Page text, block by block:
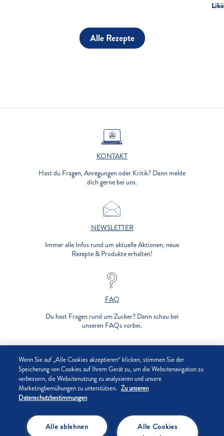
Alle Rezepte
KONTAKT
Hast du Fragen, Anregungen oder Kritik? Dann melde
dich gerne bei uns.
NEWSLETTER
Immer alle Infos rund um aktuelle Aktionen, neue
Rezepte & Produkte erhalten!
FAQ
Du hast Fragen rund um Zucker? Dann schau bei
unseren FAQs vorbei.
UNTERNEHMEN
DATENSCHUTZ
COOKIE-EINSTELLUNGEN
Wenn Sie auf „Alle Cookies akzeptieren“ klicken, stimmen Sie der
Speicherung von Cookies auf Ihrem Gerät zu, um die Websitenavigation zu
verbessern, die Websitenutzung zu analysieren und unsere
Marketingbemühungen zu unterstützen. Zu unseren
Datenschutzbestimmungen
Alle Cookies
Alle ablehnen